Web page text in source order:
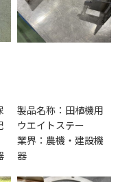
製品名称：田植機用
ウエイトステー
業界：農機・建設機
器